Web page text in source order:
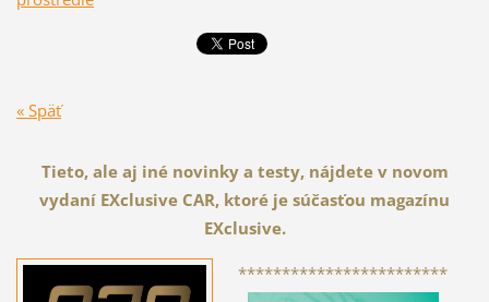
« Späť
Tieto, ale aj iné novinky a testy, nájdete v novom
vydaní EXclusive CAR, ktoré je súčasťou magazínu
EXclusive.
************************